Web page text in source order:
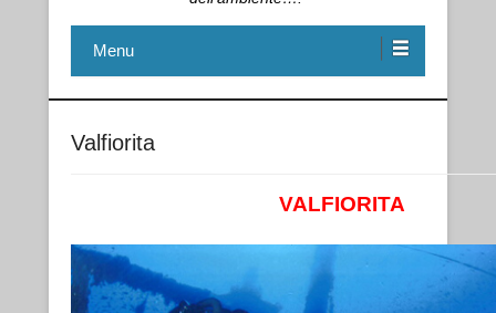
Menu
Valfiorita
VALFIORITA